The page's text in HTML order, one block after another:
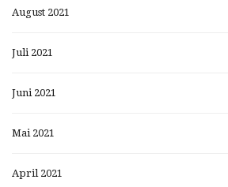
August 2021
Juli 2021
Juni 2021
Mai 2021
April 2021